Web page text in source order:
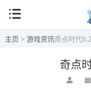
主页 > 游戏资讯奇点时代
奇点